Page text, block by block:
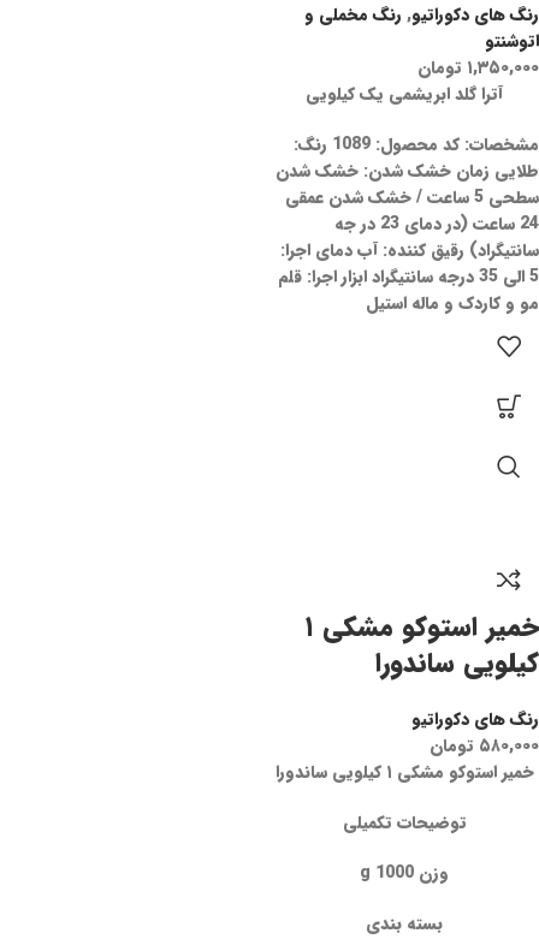
رنگ های دکوراتیو, رنگ مخملی و
اتوشنتو
۱,۳۵۰,۰۰۰ تومان
آترا گلد ابریشمی یک کیلویی
مشخصات: کد محصول: 1089 رنگ:
طلایی زمان خشک شدن: خشک شدن
سطحی 5 ساعت / خشک شدن عمقی
24 ساعت (در دمای 23 در جه
سانتیگراد) رقیق کننده: آب دمای اجرا:
5 الی 35 درجه سانتیگراد ابزار اجرا: قلم
مو و کاردک و ماله استیل
خمیر استوکو مشکی ۱
کیلویی ساندورا
رنگ های دکوراتیو
۵۸۰,۰۰۰ تومان
خمیر استوکو مشکی ۱ کیلویی ساندورا
توضیحات تکمیلی
وزن 1000 g
بسته بندی